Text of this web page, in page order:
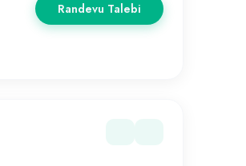
Randevu Talebi